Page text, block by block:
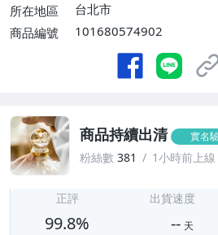
所在地區
台北市
商品編號
101680574902
商品持續出清 實名
粉絲數 381 1小時前上線
正評
99.8%
出貨速度
-- 天